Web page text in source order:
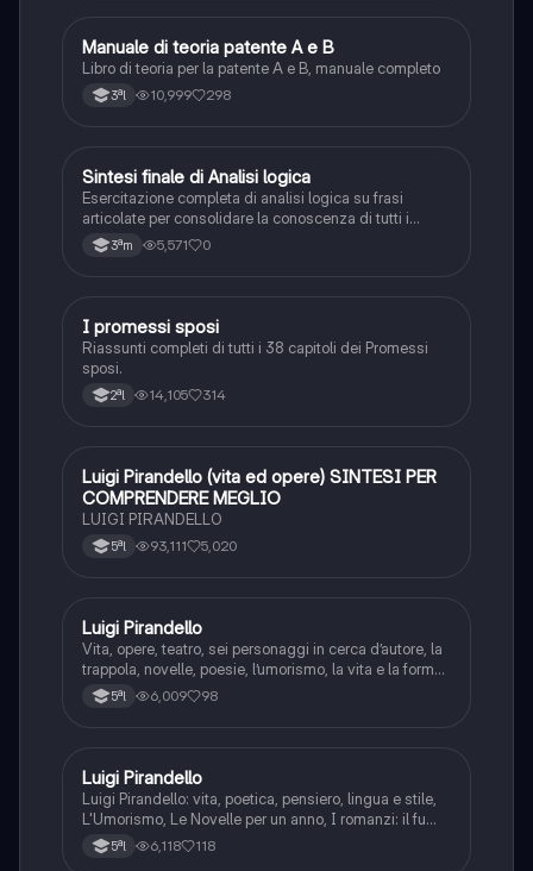
Italiano
Manuale di teoria patente A e B
Libro di teoria per la patente A e B, manuale completo
3ªl 10,999 298
SItaliano
Sintesi finale di Analisi logica
Esercitazione completa di analisi logica su frasi
articolate per consolidare la conoscenza di tutti i
complementi.
3ªm 5,571 0
Italiano
I promessi sposi
Riassunti completi di tutti i 38 capitoli dei Promessi
sposi.
2ªl 14,105 314
Italiano
Luigi Pirandello (vita ed opere) SINTESI PER
COMPRENDERE MEGLIO
LUIGI PIRANDELLO
5ªl 93,111 5,020
Italiano
Luigi Pirandello
Vita, opere, teatro, sei personaggi in cerca d’autore, la
trappola, novelle, poesie, l’umorismo, la vita e la forma,
frantumazione dell’Io, la civiltà moderna e
l’alienazione, il treno ha fischiato, canta l’epistola, i
5ªl 6,009 98
Italiano
Luigi Pirandello
Luigi Pirandello: vita, poetica, pensiero, lingua e stile,
L'Umorismo, Le Novelle per un anno, I romanzi: il fu
Mattia Pascal, Quaderni di Serafino Gubbio operatore;
Uno, nessuno e centomila; il teatro: Sei personaggi in
5ªl 6,118 118